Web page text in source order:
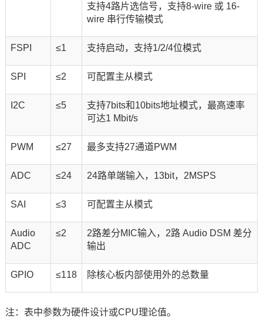
支持4路片选信号，支持8-wire 或 16-
wire 串行传输模式
FSPI ≤1 支持启动，支持1/2/4位模式
SPI ≤2 可配置主从模式
I2C ≤5
支持7bits和10bits地址模式，最高速率
可达1 Mbit/s
PWM ≤27 最多支持27通道PWM
ADC ≤24 24路单端输入，13bit，2MSPS
SAI ≤3 可配置主从模式
Audio
ADC
≤2
2路差分MIC输入，2路 Audio DSM 差分
输出
GPIO ≤118 除核心板内部使用外的总数量
注：表中参数为硬件设计或CPU理论值。